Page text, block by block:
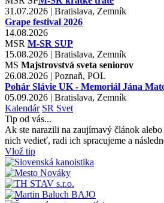
31.07.2026 | Bratislava, Zemník
Grape festival 2026
14.08.2026
MSR M-SR SUP
15.08.2026 | Bratislava, Zemník
MS Majstrovstvá sveta seniorov
26.08.2026 | Poznaň, POL
Pohár Slávie UK - Memoriál Jána
05.09.2026 | Bratislava, Zemník
Kalendár SR Svet
Tip od vás...
Ak ste narazili na zaujímavý článok
nich vedieť, radi ich spracujeme a
Vlož tip